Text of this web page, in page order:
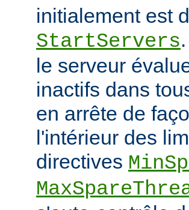
initialement est
StartServers
le serveur
inactifs dans
en arrête de
l'intérieur des
directives